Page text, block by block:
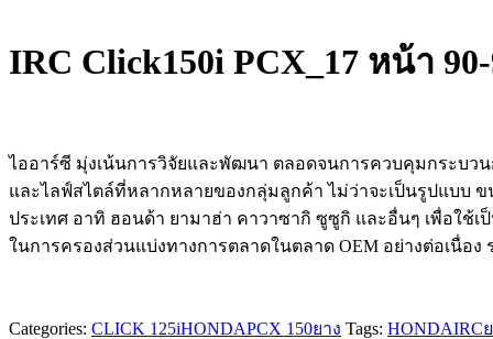
IRC Click150i PCX_17 หน้า
ไออาร์ซี มุ่งเน้นการวิจัยและพัฒนา ตลอดจนการควบคุมกระบว
และไลฟ์สไตล์ที่หลากหลายของกลุ่มลูกค้า ไม่ว่าจะเป็นรูปแบ
ประเทศ อาทิ ฮอนด้า ยามาฮ่า คาวาซากิ ซูซูกิ และอื่นๆ เพื่อใช้เป็
ในการครองส่วนแบ่งทางการตลาดในตลาด OEM อย่างต่อเนื่อง
Categories: CLICK 125iHONDAPCX 150ยาง Tags: HONDAIRC